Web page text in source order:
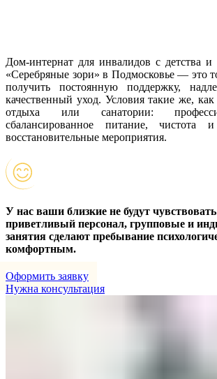
Дом-интернат для инвалидов с детства и
«Серебряные зори» в Подмосковье — это
получить постоянную поддержку,
качественный уход. Условия такие же,
отдыха или санатории:
сбалансированное питание, чистота
восстановительные мероприятия.
У нас ваши близкие не будут
приветливый персонал, групповые и
занятия сделают пребывание
комфортным.
Оформить заявку
Нужна консультация